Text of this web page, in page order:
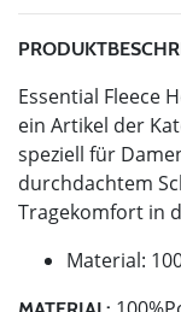
Essential Fleece
ein Artikel der
speziell für
durchdachtem
Tragekomfort in
Material: